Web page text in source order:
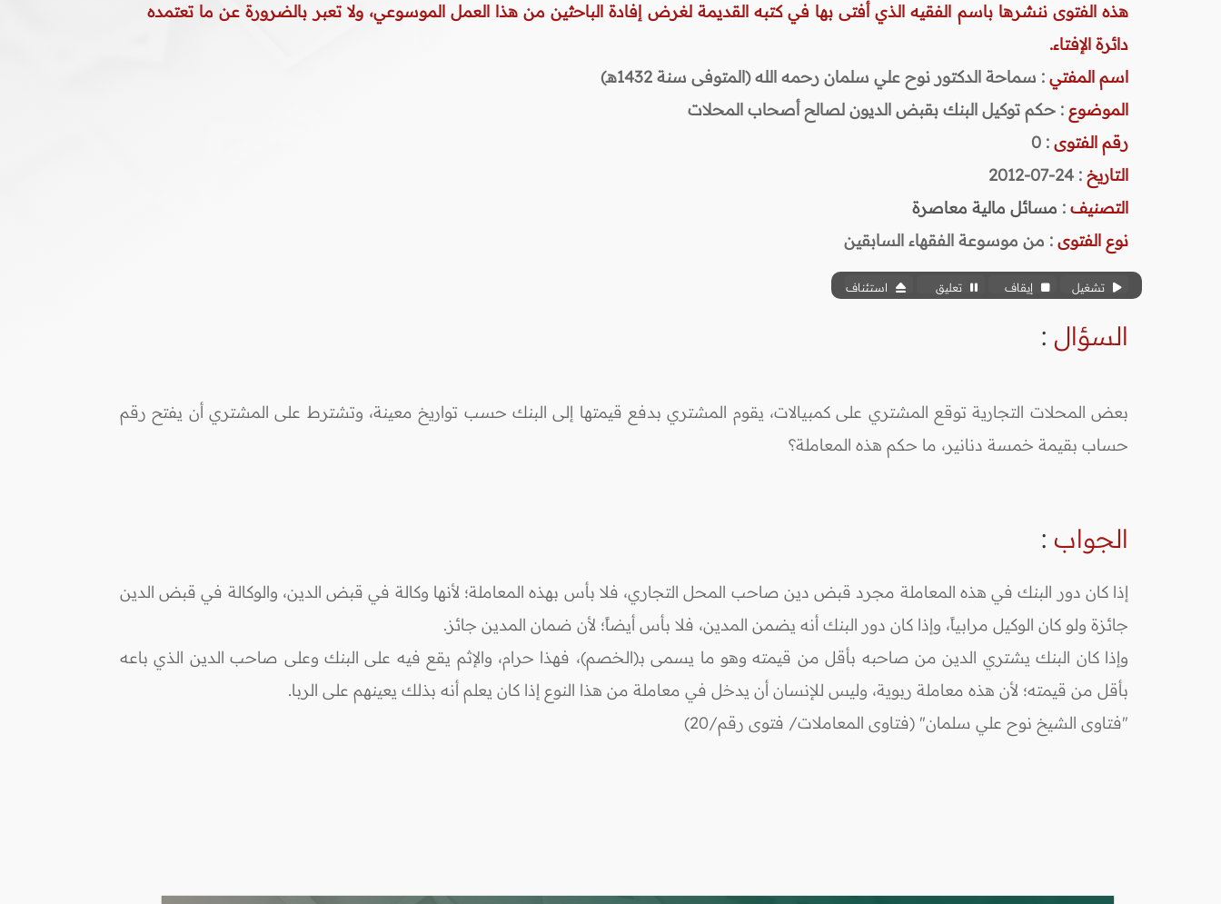
هذه الفتوى ننشرها باسم الفقيه الذي أفتى بها في كتبه القديمة لغرض إفادة الباحثين من هذا العمل الموسوعي، ولا تعبر بالضرورة عن ما تعتمده
دائرة الإفتاء.
اسم المفتي : سماحة الدكتور نوح علي سلمان رحمه الله (المتوفى سنة 1432هـ)
الموضوع : حكم توكيل البنك بقبض الديون لصالح أصحاب المحلات
رقم الفتوى :
0
التاريخ : 24-07-2012
التصنيف : مسائل مالية معاصرة
نوع الفتوى : من موسوعة الفقهاء السابقين
تشغيل إيقاف تعليق استئناف
السؤال :
بعض المحلات التجارية توقع المشتري على كمبيالات، يقوم المشتري بدفع قيمتها إلى البنك حسب تواريخ معينة، وتشترط على المشتري أن يفتح رقم
حساب بقيمة خمسة دنانير، ما حكم هذه المعاملة؟
الجواب :
إذا كان دور البنك في هذه المعاملة مجرد قبض دين صاحب المحل التجاري، فلا بأس بهذه المعاملة؛ لأنها وكالة في قبض الدين، والوكالة في قبض الدين
جائزة ولو كان الوكيل مرابياً، وإذا كان دور البنك أنه يضمن المدين، فلا بأس أيضاً؛ لأن ضمان المدين جائز.
وإذا كان البنك يشتري الدين من صاحبه بأقل من قيمته وهو ما يسمى بـ(الخصم)، فهذا حرام، والإثم يقع فيه على البنك وعلى صاحب الدين الذي باعه
بأقل من قيمته؛ لأن هذه معاملة ربوية، وليس للإنسان أن يدخل في معاملة من هذا النوع إذا كان يعلم أنه بذلك يعينهم على الربا.
"فتاوى الشيخ نوح علي سلمان" (فتاوى المعاملات/ فتوى رقم/20)